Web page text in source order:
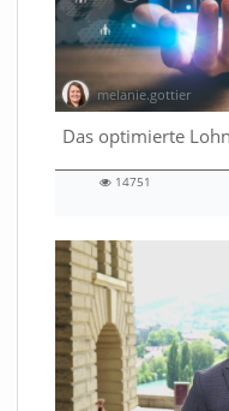
melanie.gottier
06:10 duration
14751